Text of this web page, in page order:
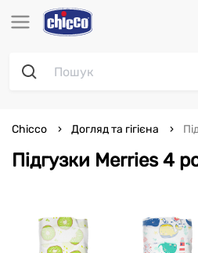
Підгузки Merries 4
Chicco Догляд та гігієна